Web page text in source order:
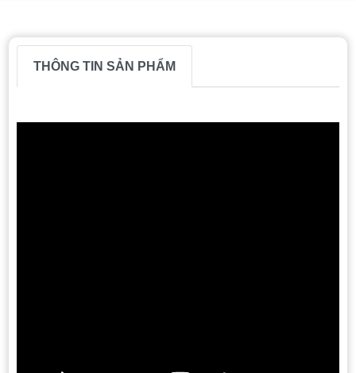
THÔNG TIN SẢN PHẨM